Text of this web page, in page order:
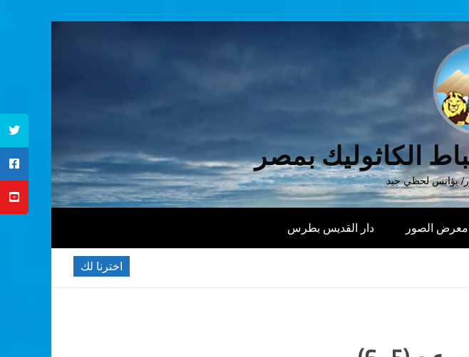
الكاثوليك بمصر
يؤانس لحظي جيد
معرض الصور دار القديس بطرس
اخترنا لك